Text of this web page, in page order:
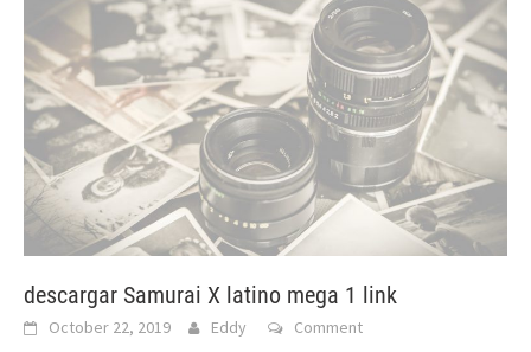
descargar Samurai X latino mega 1 link
October 22, 2019 Eddy Comment